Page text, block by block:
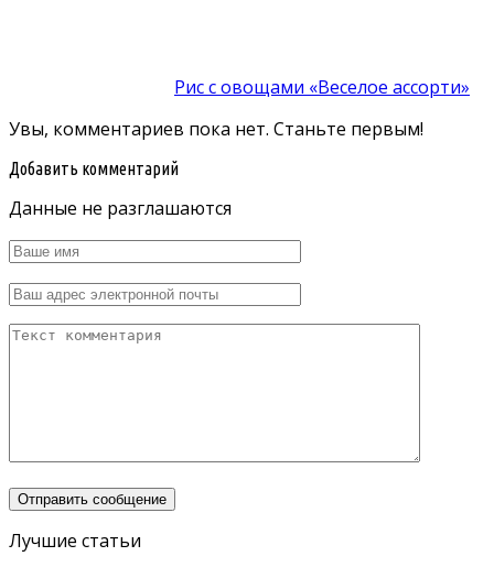
Рис с овощами «Веселое ассорти»
Увы, комментариев пока нет. Станьте первым!
Добавить комментарий
Данные не разглашаются
Лучшие статьи